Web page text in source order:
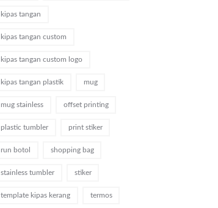
kipas tangan
kipas tangan custom
kipas tangan custom logo
kipas tangan plastik mug
mug stainless offset printing
plastic tumbler print stiker
run botol shopping bag
stainless tumbler stiker
template kipas kerang termos